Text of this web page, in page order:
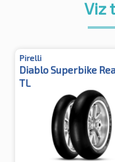
Viz
Pirelli
Diablo Superbike
TL